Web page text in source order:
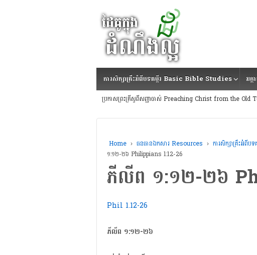
ការសិក្សាគ្រឹះអំពីបទគម្ពីរ Basic Bible Studies អត្
ប្រកាសព្រះគ្រីស្ទពីសញ្ញាចាស់ Preaching Christ from the Old
Home › ធនធានឯកសារ Resources › ការសិក្សាគ្រឹះអំពីប
១:១២-២៦ Philippians 1:12-26
ភីលីព​ ១:១២-២៦
Phil 1.12-26
ភីលីព​ ១:១២-២៦